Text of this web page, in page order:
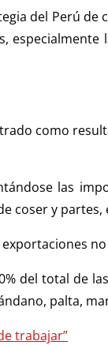
del Perú
como
las
coser y
del total de
palta,
trabajar”